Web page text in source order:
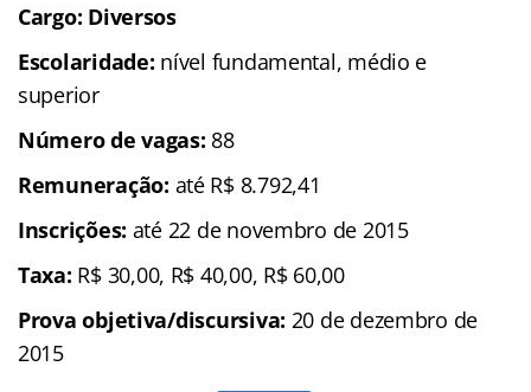
Cargo: Diversos
Escolaridade: nível fundamental, médio e
superior
Número de vagas: 88
Remuneração: até R$ 8.792,41
Inscrições: até 22 de novembro de 2015
Taxa: R$ 30,00, R$ 40,00, R$ 60,00
Prova objetiva/discursiva: 20 de dezembro de
2015